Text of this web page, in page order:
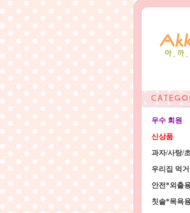
우수 회원
신상품
과자/사탕/
우리집 먹거
안전*외출
칫솔*목욕